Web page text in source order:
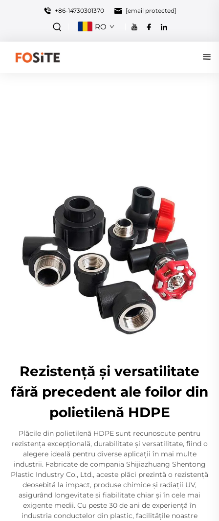
+86-14730301370 [email protected]
RO
Rezistență și versatilitate
fără precedent ale foilor din
polietilenă HDPE
Plăcile din polietilenă HDPE sunt recunoscute pentru
rezistența excepțională, durabilitate și versatilitate, fiind o
alegere ideală pentru diverse aplicații în mai multe
industrii. Fabricate de compania Shijiazhuang Shentong
Plastic Industry Co., Ltd., aceste plăci prezintă o rezistență
deosebită la impact, produse chimice și radiații UV,
asigurând longevitate și fiabilitate chiar și în cele mai
exigente medii. Cu peste 30 de ani de experiență în
industria conductelor din plastic, facilitățile noastre